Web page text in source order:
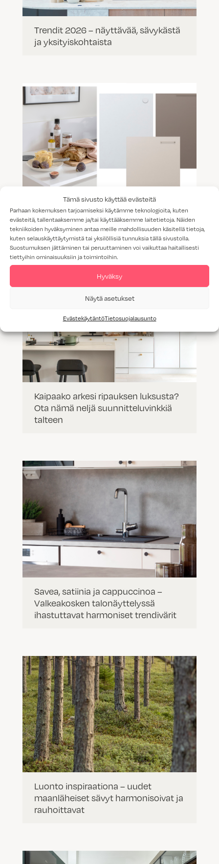
Tämä sivusto käyttää evästeitä
Parhaan kokemuksen tarjoamiseksi käytämme teknologioita, kuten
evästeitä, tallentaaksemme ja/tai käyttääksemme laitetietoja. Näiden
tekniikoiden hyväksyminen antaa meille mahdollisuuden käsitellä tietoja,
kuten selauskäyttäytymistä tai yksilöllisiä tunnuksia tällä sivustolla.
Suostumuksen jättäminen tai peruuttaminen voi vaikuttaa haitallisesti
tiettyihin ominaisuuksiin ja toimintoihin.
Hyväksy
Näytä asetukset
EvästekäytäntöTietosuojalausunto
Trendit 2026 – näyttävää, sävykästä
ja yksityiskohtaista
Keittiön kaapin vetimet – Uudet
ovisävyyn sointuvat vetimet
Kaipaako arkesi ripauksen luksusta?
Ota nämä neljä suunnitteluvinkkiä
talteen
Savea, satiinia ja cappuccinoa –
Valkeakosken talonäyttelyssä
ihastuttavat harmoniset trendivärit
Luonto inspiraationa – uudet
maanläheiset sävyt harmonisoivat ja
rauhoittavat